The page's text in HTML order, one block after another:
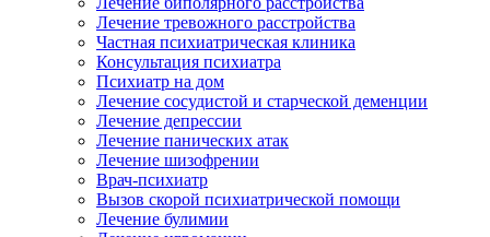
Лечение тревожного расстройства
Частная психиатрическая клиника
Консультация психиатра
Психиатр на дом
Лечение сосудистой и старческой деменции
Лечение депрессии
Лечение панических атак
Лечение шизофрении
Врач-психиатр
Вызов скорой психиатрической помощи
Лечение булимии